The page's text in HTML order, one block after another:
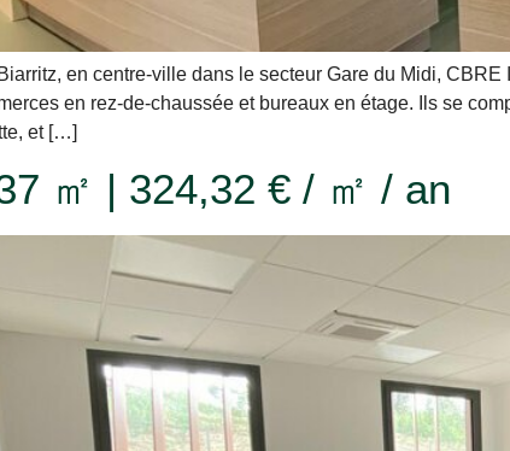
en centre-ville dans le secteur Gare du Midi,
en rez-de-chaussée et bureaux en étage. Ils se
et […]
㎡ | 324,32 € / ㎡ / an